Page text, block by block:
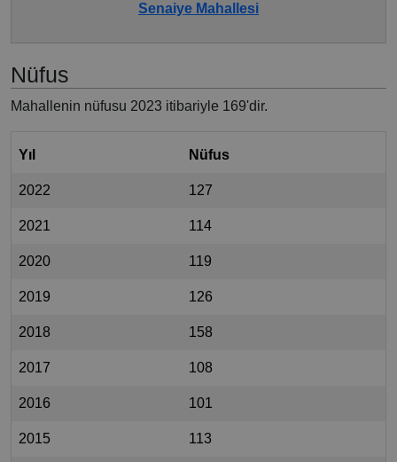
Senaiye Mahallesi
Nüfus
Mahallenin nüfusu 2023 itibariyle 169'dir.
Yıl Nüfus
2022 127
2021 114
2020 119
2019 126
2018 158
2017 108
2016 101
2015 113